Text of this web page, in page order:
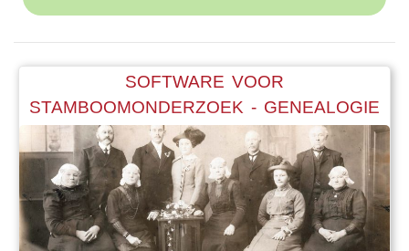
SOFTWARE VOOR
STAMBOOMONDERZOEK - GENEALOGIE